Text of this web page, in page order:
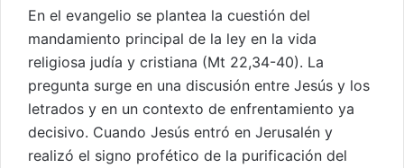
En el evangelio se plantea la cuestión del
mandamiento principal de la ley en la vida
religiosa judía y cristiana (Mt 22,34-40). La
pregunta surge en una discusión entre Jesús y los
letrados y en un contexto de enfrentamiento ya
decisivo. Cuando Jesús entró en Jerusalén y
realizó el signo profético de la purificación del